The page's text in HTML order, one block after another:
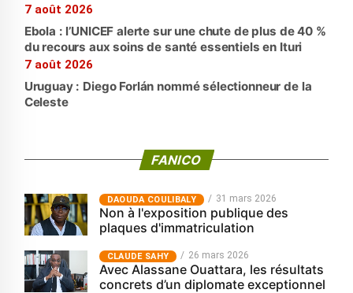
7 août 2026
Ebola : l’UNICEF alerte sur une chute de plus de 40 %
du recours aux soins de santé essentiels en Ituri
7 août 2026
Uruguay : Diego Forlán nommé sélectionneur de la
Celeste
FANICO
‎DAOUDA COULIBALY 31 mars 2026
Non à l'exposition publique des
plaques d'immatriculation
CLAUDE SAHY 26 mars 2026
Avec Alassane Ouattara, les résultats
concrets d’un diplomate exceptionnel